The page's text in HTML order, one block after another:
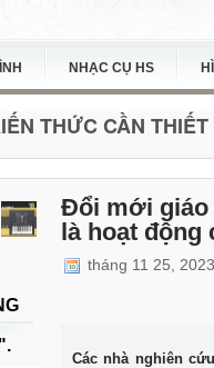
NHẠC CỤ HS
THỨC CẦN
Đổi mới giáo
là hoạt động
tháng 11 25, 2023
Các nhà nghiên